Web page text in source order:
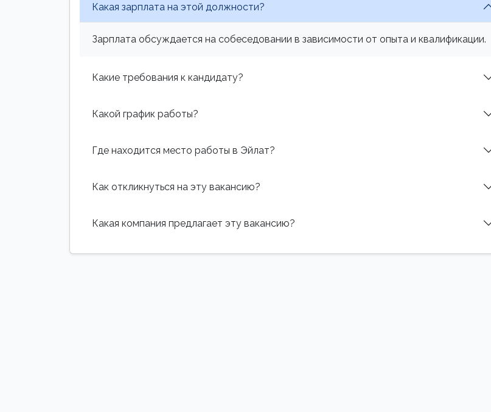
Какая зарплата на этой должности?
Зарплата обсуждается на собеседовании в зависимости от опыта и квалификации.
Какие требования к кандидату?
Какой график работы?
Где находится место работы в Эйлат?
Как откликнуться на эту вакансию?
Какая компания предлагает эту вакансию?